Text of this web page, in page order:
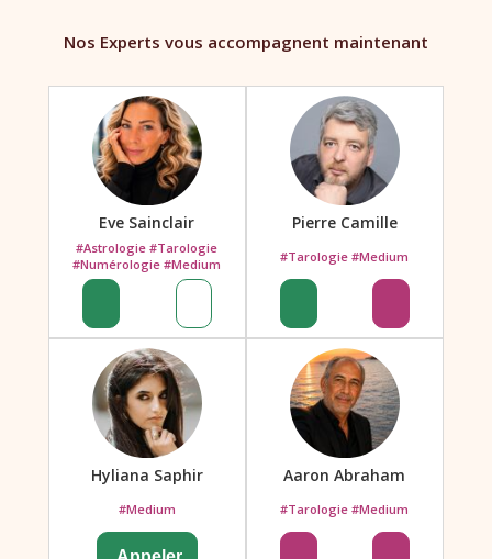
Nos Experts vous accompagnent maintenant
Eve Sainclair
#Astrologie #Tarologie
#Numérologie #Medium
Pierre Camille
#Tarologie #Medium
Hyliana Saphir
#Medium
Aaron Abraham
#Tarologie #Medium